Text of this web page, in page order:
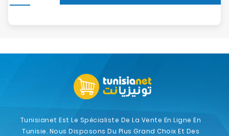
Tunisianet Est Le Spécialiste De La Vente En Ligne En
Tunisie. Nous Disposons Du Plus Grand Choix Et Des